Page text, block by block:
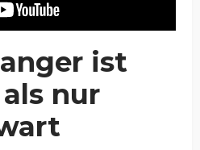
ist
nur